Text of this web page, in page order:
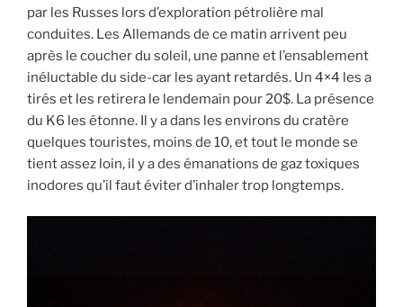
par les Russes lors d’exploration pétrolière mal
conduites. Les Allemands de ce matin arrivent peu
après le coucher du soleil, une panne et l’ensablement
inéluctable du side-car les ayant retardés. Un 4×4 les a
tirés et les retirera le lendemain pour 20$. La présence
du K6 les étonne. Il y a dans les environs du cratère
quelques touristes, moins de 10, et tout le monde se
tient assez loin, il y a des émanations de gaz toxiques
inodores qu’il faut éviter d’inhaler trop longtemps.